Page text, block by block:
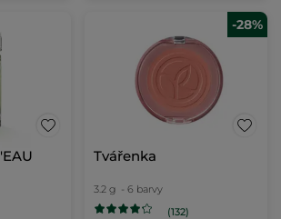
-28%
Tvářenka
3.2 g - 6 barvy
(132)